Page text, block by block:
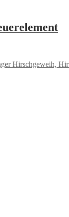
Hirschgeweih,